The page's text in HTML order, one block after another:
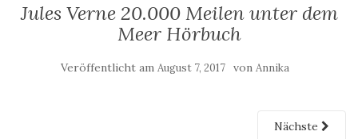
Jules Verne 20.000 Meilen unter dem
Meer Hörbuch
Veröffentlicht am August 7, 2017 von Annika
Nächste